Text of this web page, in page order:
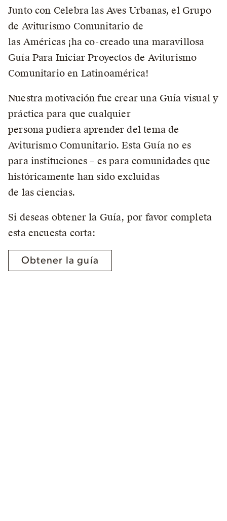
Junto con Celebra las Aves Urbanas, el Grupo
de Aviturismo Comunitario de
las Américas ¡ha co-creado una maravillosa
Guía Para Iniciar Proyectos de Aviturismo
Comunitario en Latinoamérica!
Nuestra motivación fue crear una Guía visual y
práctica para que cualquier
persona pudiera aprender del tema de
Aviturismo Comunitario. Esta Guía no es
para instituciones – es para comunidades que
históricamente han sido excluidas
de las ciencias.
Si deseas obtener la Guía, por favor completa
esta encuesta corta:
Obtener la guía